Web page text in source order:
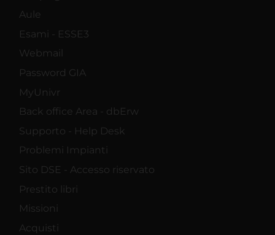
Aule
Esami - ESSE3
Webmail
Password GIA
MyUnivr
Back office Area - dbErw
Supporto - Help Desk
Problemi Impianti
Sito DSE - Accesso riservato
Prestito libri
Missioni
Acquisti